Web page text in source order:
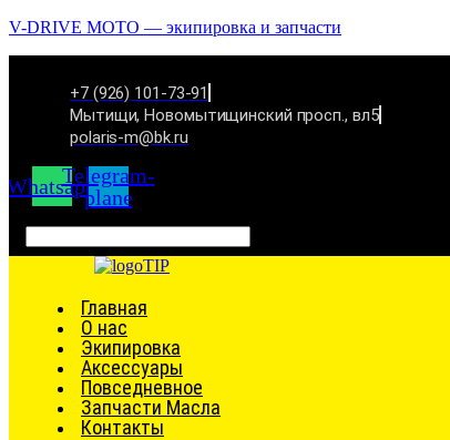
V-DRIVE MOTO — экипировка и запчасти
+7 (926) 101-73-91
Мытищи, Новомытищинский просп., вл5
polaris-m@bk.ru
WhatsappTelegram-
plane
Связаться
Главная
О нас
Экипировка
Аксессуары
Повседневное
Запчасти Масла
Контакты